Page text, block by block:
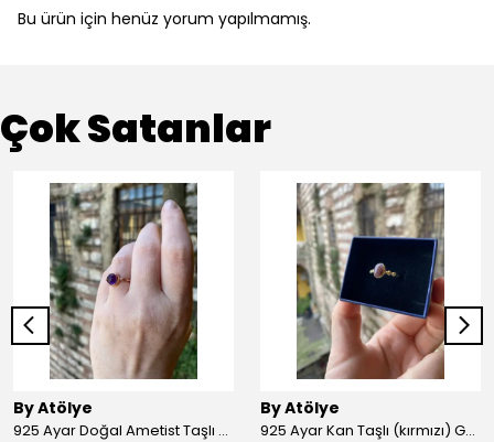
Bu ürün için henüz yorum yapılmamış.
Çok Satanlar
By Atölye
925 Ayar Doğal Ametist Taşlı Yuvarlak Gümüş Yüzük
By Atölye
925 Ayar Kan Taşlı (kırmızı) Gümüş Yüzük